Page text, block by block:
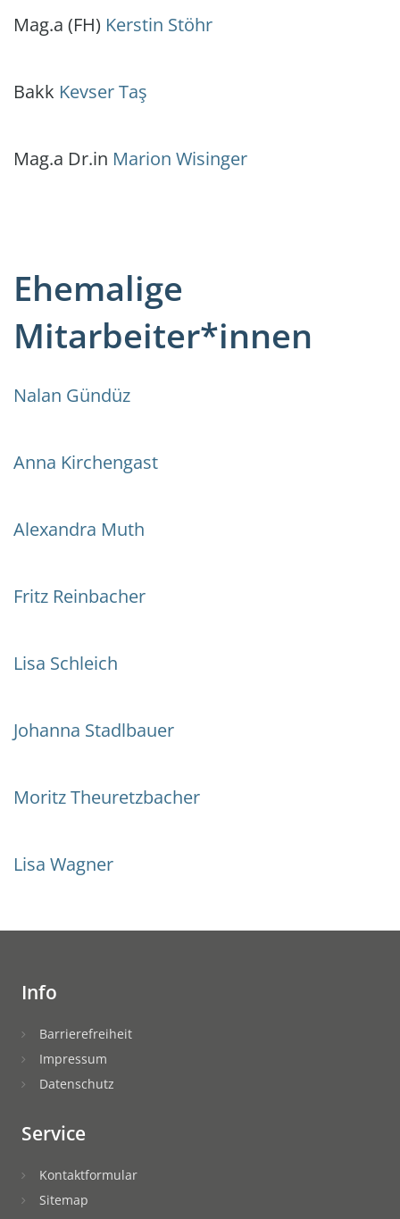
Mag.a (FH) Kerstin Stöhr
Bakk Kevser Taş
Mag.a Dr.in Marion Wisinger
Ehemalige
Mitarbeiter*innen
Nalan Gündüz
Anna Kirchengast
Alexandra Muth
Fritz Reinbacher
Lisa Schleich
Johanna Stadlbauer
Moritz Theuretzbacher
Lisa Wagner
Info
Barrierefreiheit
Impressum
Datenschutz
Service
Kontaktformular
Sitemap